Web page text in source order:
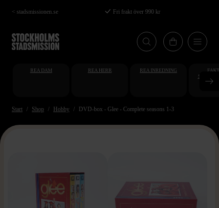
Hoppa
till
huvudinnehåll
< stadsmissionen.se Fri frakt över 990 kr
REA DAM REA HERR REA INREDNING
Start Shop Hobby DVD-box - Glee - Complete seasons 1-3